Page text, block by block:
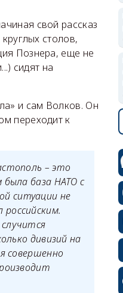
свой рассказ
столов,
Познера, еще не
сидят на
и сам Волков. Он
переходит к
– это
база НАТО с
ситуации не
дивизий на
совершенно